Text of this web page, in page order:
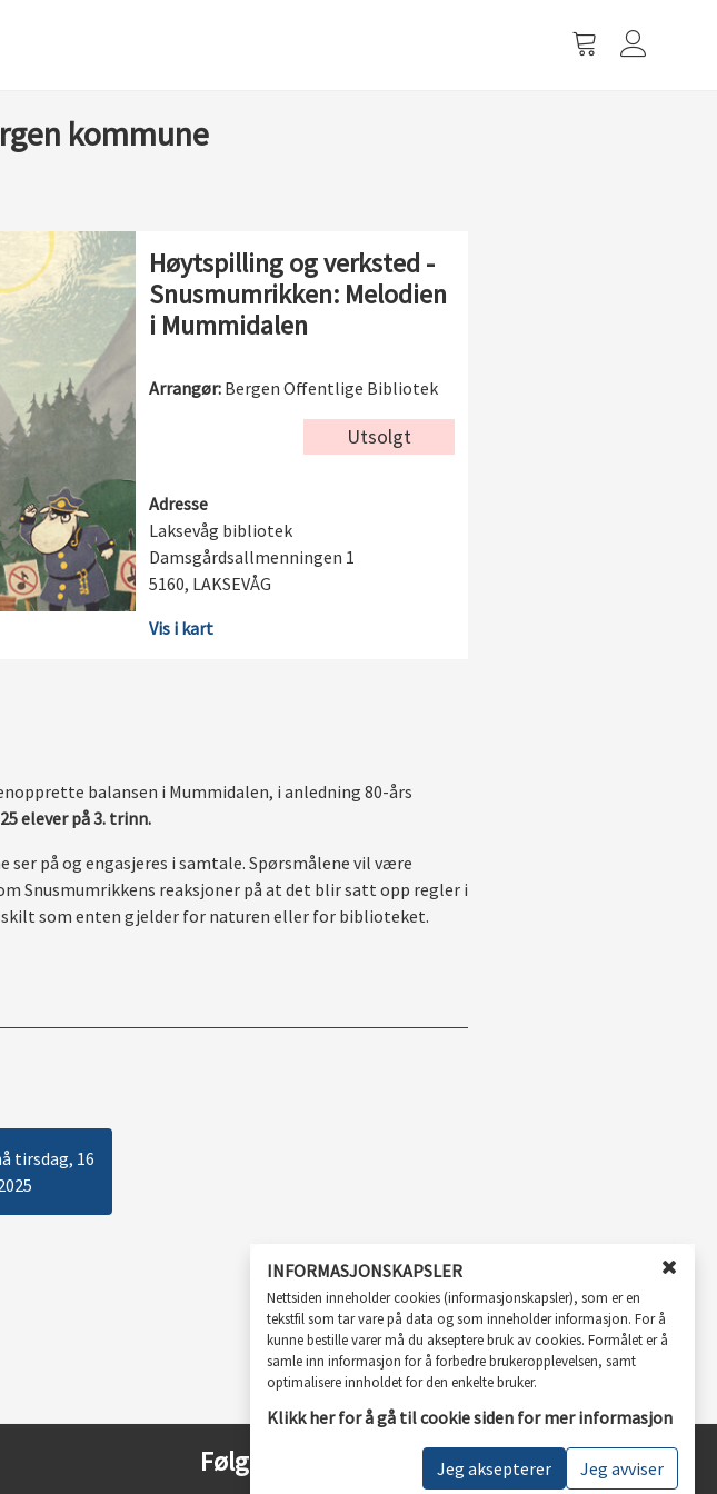
kommune
INFORMASJONSKAPSLER
Nettsiden inneholder cookies (informasjonskapsler), som er en
tekstfil som tar vare på data og som inneholder informasjon. For å
kunne bestille varer må du akseptere bruk av cookies. Formålet er å
samle inn informasjon for å forbedre brukeropplevelsen, samt
optimalisere innholdet for den enkelte bruker.
Klikk her for å gå til cookie siden for mer informasjon
Jeg aksepterer Jeg avviser
Høytspilling og verksted -
Snusmumrikken: Melodien
i Mummidalen
Arrangør: Bergen Offentlige Bibliotek
Utsolgt
Adresse
Laksevåg bibliotek
Damsgårdsallmenningen 1
5160, LAKSEVÅG
Vis i kart
balansen i Mummidalen, i anledning 80-års
elever på 3. trinn.
på og engasjeres i samtale. Spørsmålene vil være
Snusmumrikkens reaksjoner på at det blir satt opp regler i
som enten gjelder for naturen eller for biblioteket.
tirsdag, 16
Følg oss